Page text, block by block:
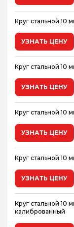
Круг стальной 10
УЗНАТЬ ЦЕНУ
Круг стальной 10
УЗНАТЬ ЦЕНУ
Круг стальной 10
УЗНАТЬ ЦЕНУ
Круг стальной 10
УЗНАТЬ ЦЕНУ
Круг стальной 10
калиброванный